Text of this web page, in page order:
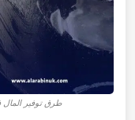
طرق توفير المال